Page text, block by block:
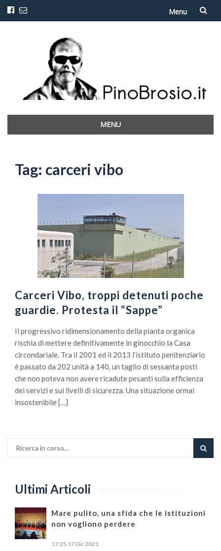
Menu
contenuto
MENU
Tag: carceri vibo
Carceri Vibo, troppi detenuti poche
guardie. Protesta il “Sappe”
Il progressivo ridimensionamento della pianta organica
rischia di mettere definitivamente in ginocchio la Casa
circondariale. Tra il 2001 ed il 2013 l’istituto penitenziario
è passato da 202 unità a 140, un taglio di sessanta posti
che non poteva non avere ricadute pesanti sulla efficienza
dei servizi e sui livelli di sicurezza. Una situazione ormai
insostenibile […]
Ultimi Articoli
Mare pulito, una sfida che le istituzioni
non vogliono perdere
17:25 17 Dic 2021